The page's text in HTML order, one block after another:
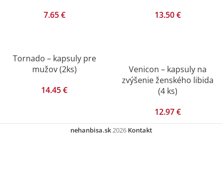
7.65€
13.50€
Tornado – kapsuly pre
mužov (2ks)
14.45€
Venicon – kapsuly na
zvýšenie ženského libida
(4 ks)
12.97€
nehanbisa.sk2026 Kontakt